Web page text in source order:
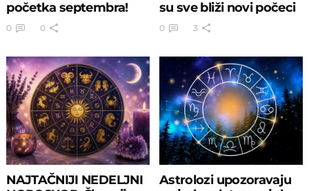
početka septembra!
0 0
su sve bliži novi počeci
0 3
NAJTAČNIJI NEDELJNI
Astrolozi upozoravaju